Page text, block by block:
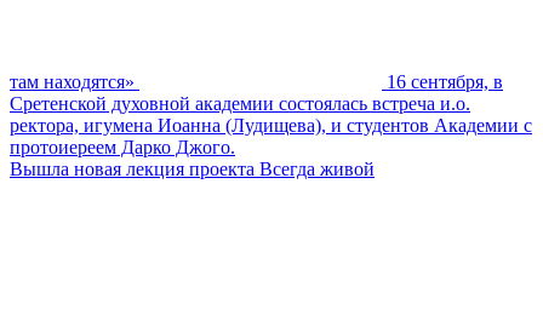
там находятся»
16 сентября, в
Сретенской духовной академии состоялась встреча и.о.
ректора, игумена Иоанна (Лудищева), и студентов Академии с
протоиереем Дарко Джого.
Вышла новая лекция проекта Всегда живой